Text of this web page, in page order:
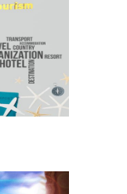
TOURISME
: LA